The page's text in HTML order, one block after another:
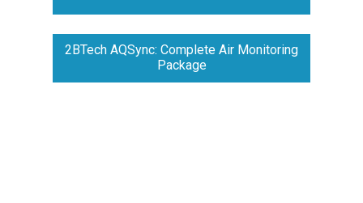
2BTech AQSync: Complete Air Monitoring
Package